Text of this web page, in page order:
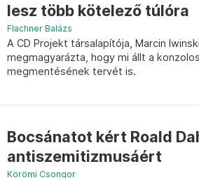
lesz több kötelező túlóra
Flachner Balázs
A CD Projekt társalapítója, Marcin
megmagyarázta, hogy mi állt a
megmentésének tervét is.
Bocsánatot kért Roald
antiszemitizmusáért
Körömi Csongor